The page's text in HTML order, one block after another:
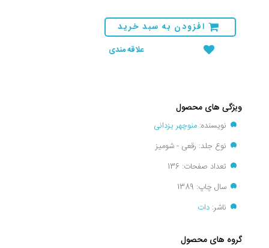
افزودن به سبد خرید
علاقه مندی
ویژگی های محصول
نویسنده: منوچهر یزدانی
نوع جلد: رقعی - شومیز
تعداد صفحات: 136
سال چاپ: 1389
ناشر: دات
گروه های محصول